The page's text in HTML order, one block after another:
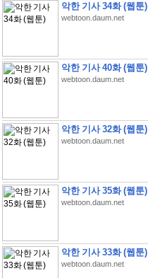
악한 기사 34화 (웹툰)
webtoon.daum.net
악한 기사 40화 (웹툰)
webtoon.daum.net
악한 기사 32화 (웹툰)
webtoon.daum.net
악한 기사 35화 (웹툰)
webtoon.daum.net
악한 기사 33화 (웹툰)
webtoon.daum.net